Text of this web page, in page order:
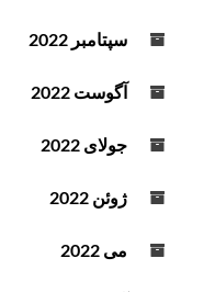
سپتامبر 2022
آگوست 2022
جولای 2022
ژوئن 2022
می 2022